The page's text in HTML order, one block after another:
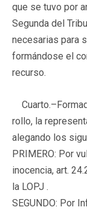
que se tuvo por
Segunda del
necesarias para
formándose el
recurso.
Cuarto.–
rollo, la
alegando los
PRIMERO: Por
inocencia, art.
la LOPJ .
SEGUNDO: Por